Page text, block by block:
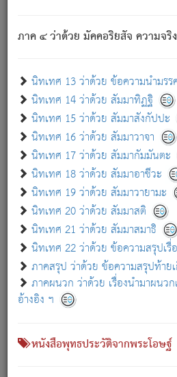
ภาค ๔ ว่าด้วย มัคคอริยสัจ ความจริ
นิทเทศ 13 ว่าด้วย ข้อความนำมรร
นิทเทศ 14 ว่าด้วย สัมมาทิฏฐิ
นิทเทศ 15 ว่าด้วย สัมมาสังกัปปะ
นิทเทศ 16 ว่าด้วย สัมมาวาจา
นิทเทศ 17 ว่าด้วย สัมมากัมมันตะ
นิทเทศ 18 ว่าด้วย สัมมาอาชีวะ
นิทเทศ 19 ว่าด้วย สัมมาวายามะ
นิทเทศ 20 ว่าด้วย สัมมาสติ
นิทเทศ 21 ว่าด้วย สัมมาสมาธิ
นิทเทศ 22 ว่าด้วย ข้อความสรุปเรื่
ภาคสรุป ว่าด้วย ข้อความสรุปท้าย
ภาคผนวก ว่าด้วย เรื่องนำมาผนว
อ้างอิง ฯ
หนังสือพุทธประวัติจากพระโอษฐ์
เกี่ยวกับธรรมโฆษณ์ออนไลน์
แม้ระบบ "ธรรมโฆษณ์ออนไลน์" พยายามปรั
ผู้ศึกษาก็พึงตรวจสอบกับตัวเล่มหนังสือต้น
ก่อนนำข้อมูลไปใช้ในการอ้างอิง"
เกี่ยวกับอัตถจารี|เกี่ยวกับการพัฒนา|
หนังสือที่เกี่ยวข้อง